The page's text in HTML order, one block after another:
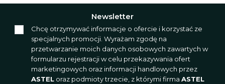
Newsletter
Chcę otrzymywać informacje o ofercie i korzystać ze
specjalnych promocji. Wyrażam zgodę na
przetwarzanie moich danych osobowych zawartych w
formularzu rejestracji w celu przekazywania ofert
marketingowych oraz informacji handlowych przez
ASTEL oraz podmioty trzecie, z którymi firma ASTEL